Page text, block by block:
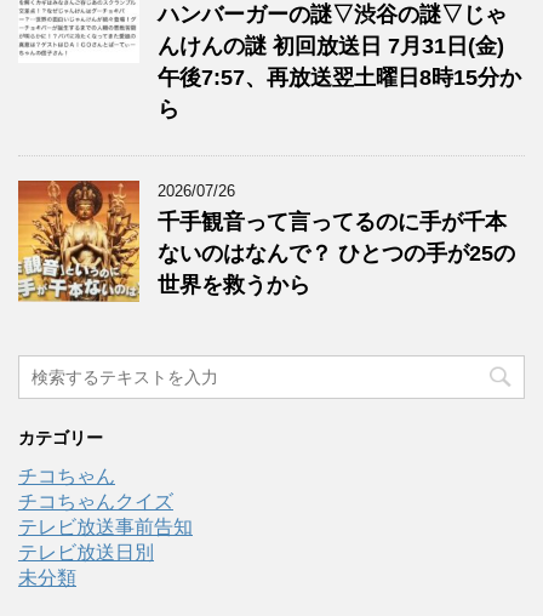
ハンバーガーの謎▽渋谷の謎▽じゃ
んけんの謎 初回放送日 7月31日(金)
午後7:57、再放送翌土曜日8時15分か
ら
2026/07/26
千手観音って言ってるのに手が千本
ないのはなんで？ ひとつの手が25の
世界を救うから
カテゴリー
チコちゃん
チコちゃんクイズ
テレビ放送事前告知
テレビ放送日別
未分類